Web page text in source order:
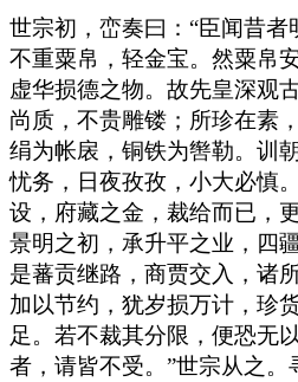
世宗初，峦奏曰：“臣闻昔
不重粟帛，轻金宝。然粟帛
虚华损德之物。故先皇深观
尚质，不贵雕镂；所珍在素
绢为帐扆，铜铁为辔勒。训
忧务，日夜孜孜，小大必慎
设，府藏之金，裁给而已，
景明之初，承升平之业，四
是蕃贡继路，商贾交入，诸
加以节约，犹岁损万计，珍
足。若不裁其分限，便恐无
者，请皆不受。”世宗从之。